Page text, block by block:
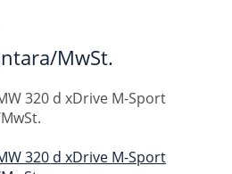
MwSt.